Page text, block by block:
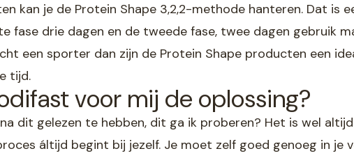
kan je de Protein Shape 3,2,2-methode hanteren. Dat is
fase drie dagen en de tweede fase, twee dagen gebruik
een sporter dan zijn de Protein Shape producten een
tijd.
voor mij de oplossing?
dit gelezen te hebben, dit ga ik proberen? Het is wel
áltijd begint bij jezelf. Je moet zelf goed genoeg in je